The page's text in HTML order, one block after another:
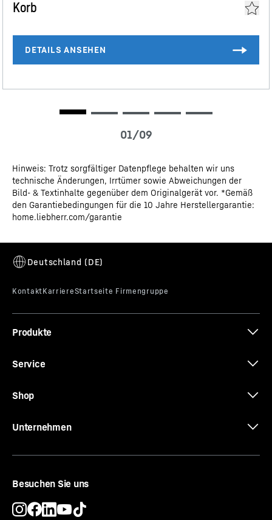
CE-Zertifikat
Montage-/Installationsanleitung
Korb
Hinweis: Trotz sorgfältiger Datenpflege behalten wir uns
technische Änderungen, Irrtümer sowie Abweichungen der
Bild- & Textinhalte gegenüber dem Originalgerät vor. *Gemäß
den Garantiebedingungen für die 10 Jahre Herstellergarantie:
home.liebherr.com/garantie
Produkte
Service
Shop
Unternehmen
Besuchen Sie uns